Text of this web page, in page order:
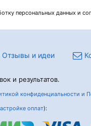
персональных данных и
Отзывы и идеи
и результатов.
конфиденциальности и
оплат):